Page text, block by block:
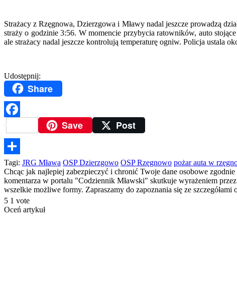
Strażacy z Rzęgnowa, Dzierzgowa i Mławy nadal jeszcze prowadzą
straży o godzinie 3:56. W momencie przybycia ratowników, auto
ale strażacy nadal jeszcze kontrolują temperaturę ogniw. Policja ustala
Udostępnij:
Share
FacebookSave Post
Podziel
się
Tagi: JRG Mława OSP Dzierzgowo OSP Rzęgnowo pożar auta w
Chcąc jak najlepiej zabezpieczyć i chronić Twoje dane osobowe
komentarza w portalu "Codziennik Mławski" skutkuje wyrażeniem
wszelkie możliwe formy. Zapraszamy do zapoznania się ze
5 1 vote
Oceń artykuł